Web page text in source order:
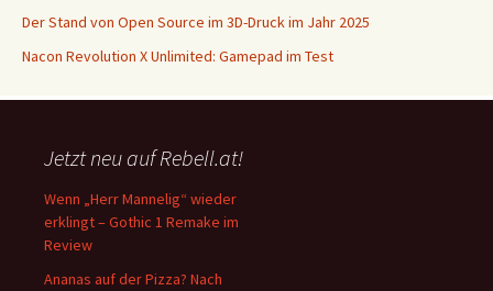
Der Stand von Open Source im 3D-Druck im Jahr 2025
Nacon Revolution X Unlimited: Gamepad im Test
Jetzt neu auf Rebell.at!
Wenn „Herr Mannelig“ wieder
erklingt – Gothic 1 Remake im
Review
Ananas auf der Pizza? Nach